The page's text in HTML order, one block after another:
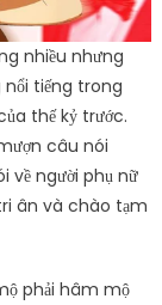
nhiều nhưng
tiếng trong
thế kỷ trước.
câu nói
về người phụ nữ
ân và chào tạm
phải hâm mộ